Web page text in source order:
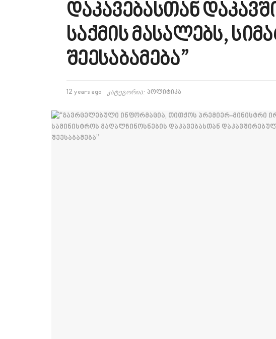
დაკავებასთან
საქმის მასალებს,
შეესაბამება”
12 years ago კატეგორია: პოლიტიკა